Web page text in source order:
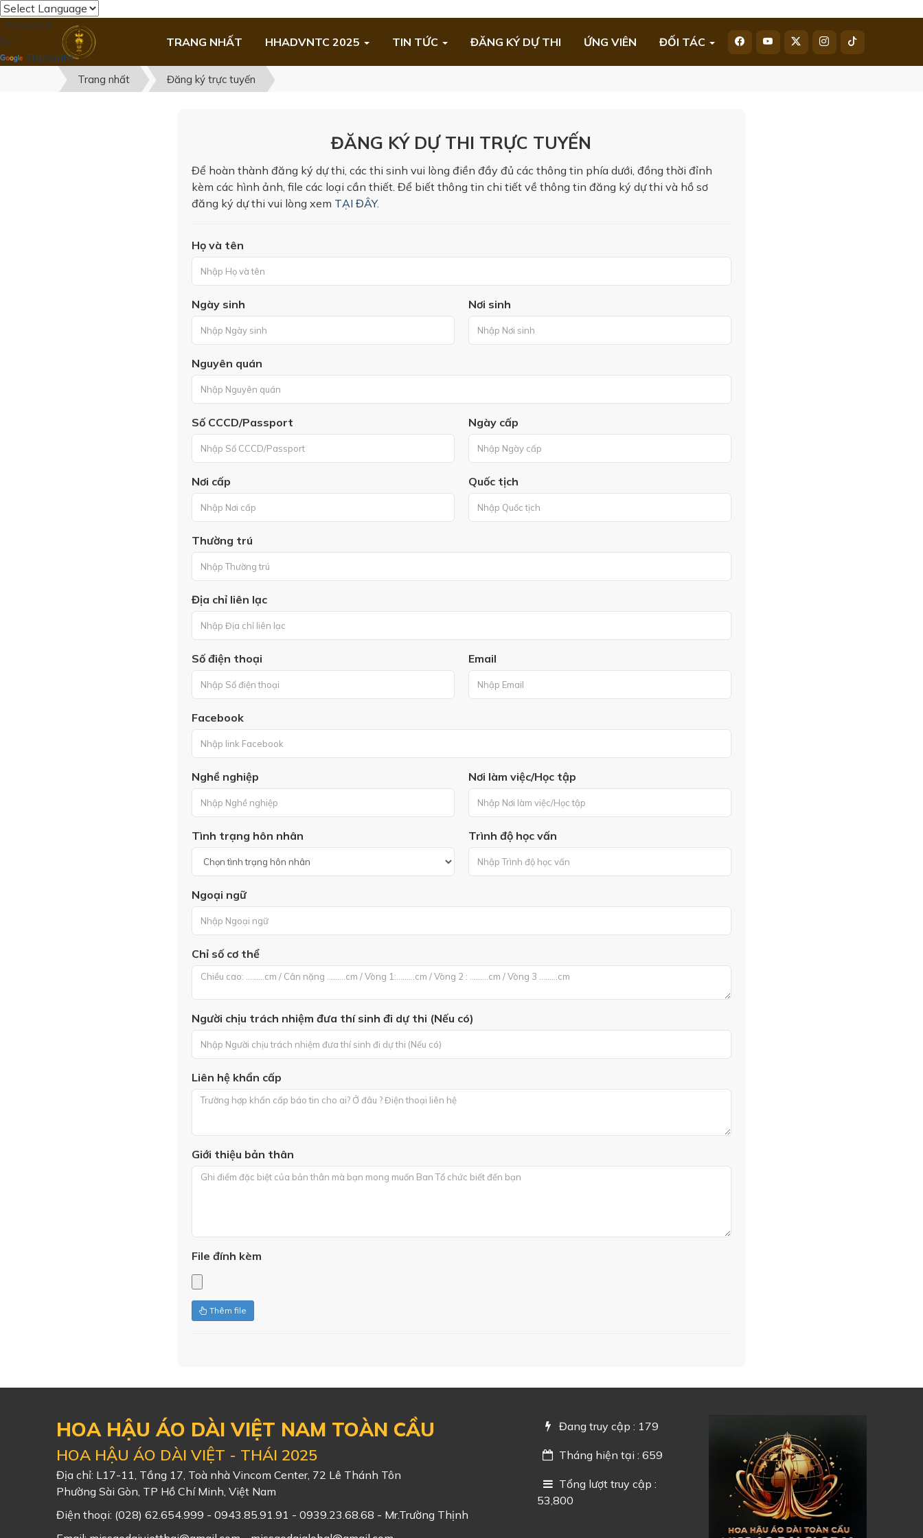
TRANG NHẤT HHADVNTC 2025 TIN TỨC ĐĂNG KÝ DỰ THI ỨNG VIÊN ĐỐI TÁC
Trang nhất Đăng ký trực tuyến
ĐĂNG KÝ DỰ THI TRỰC TUYẾN
Để hoàn thành đăng ký dự thi, các thi sinh vui lòng điền đầy đủ các thông tin phía dưới, đồng thời đỉnh
kèm các hình ảnh, file các loại cần thiết. Để biết thông tin chi tiết về thông tin đăng ký dự thi và hồ sơ
đăng ký dự thi vui lòng xem TẠI ĐÂY.
Họ và tên
Ngày sinh Nơi sinh
Nguyên quán
Số CCCD/Passport Ngày cấp
Nơi cấp Quốc tịch
Thường trú
Địa chỉ liên lạc
Số điện thoại Email
Facebook
Nghề nghiệp Nơi làm việc/Học tập
Tình trạng hôn nhân Trình độ học vấn
Ngoại ngữ
Chỉ số cơ thể
Người chịu trách nhiệm đưa thí sinh đi dự thi (Nếu có)
Liên hệ khẩn cấp
Giới thiệu bản thân
File đính kèm
Thêm file
HOA HẬU ÁO DÀI VIỆT NAM TOÀN CẦU
HOA HẬU ÁO DÀI VIỆT - THÁI 2025
Địa chỉ: L17-11, Tầng 17, Toà nhà Vincom Center, 72 Lê Thánh Tôn
Phường Sài Gòn, TP Hồ Chí Minh, Việt Nam
Điện thoại: (028) 62.654.999 - 0943.85.91.91 - 0939.23.68.68 - Mr.Trường Thịnh
Đang truy cập : 179
Tháng hiện tại : 659
Tổng lượt truy cập :
53,800
Powered
by
Translate